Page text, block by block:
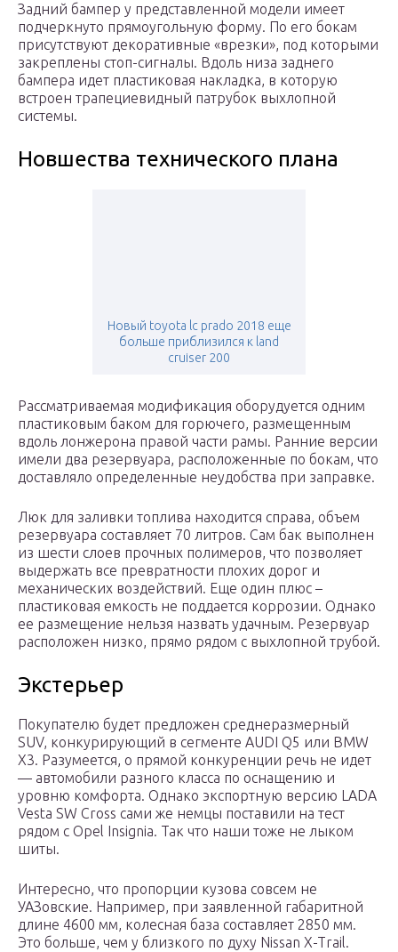
Задний бампер у представленной модели имеет
подчеркнуто прямоугольную форму. По его бокам
присутствуют декоративные «врезки», под которыми
закреплены стоп-сигналы. Вдоль низа заднего
бампера идет пластиковая накладка, в которую
встроен трапециевидный патрубок выхлопной
системы.
Новшества технического плана
Новый toyota lc prado 2018 еще
больше приблизился к land
cruiser 200
Рассматриваемая модификация оборудуется одним
пластиковым баком для горючего, размещенным
вдоль лонжерона правой части рамы. Ранние версии
имели два резервуара, расположенные по бокам, что
доставляло определенные неудобства при заправке.
Люк для заливки топлива находится справа, объем
резервуара составляет 70 литров. Сам бак выполнен
из шести слоев прочных полимеров, что позволяет
выдержать все превратности плохих дорог и
механических воздействий. Еще один плюс –
пластиковая емкость не поддается коррозии. Однако
ее размещение нельзя назвать удачным. Резервуар
расположен низко, прямо рядом с выхлопной трубой.
Экстерьер
Покупателю будет предложен среднеразмерный
SUV, конкурирующий в сегменте AUDI Q5 или BMW
X3. Разумеется, о прямой конкуренции речь не идет
— автомобили разного класса по оснащению и
уровню комфорта. Однако экспортную версию LADA
Vesta SW Cross сами же немцы поставили на тест
рядом с Opel Insignia. Так что наши тоже не лыком
шиты.
Интересно, что пропорции кузова совсем не
УАЗовские. Например, при заявленной габаритной
длине 4600 мм, колесная база составляет 2850 мм.
Это больше, чем у близкого по духу Nissan X-Trail.